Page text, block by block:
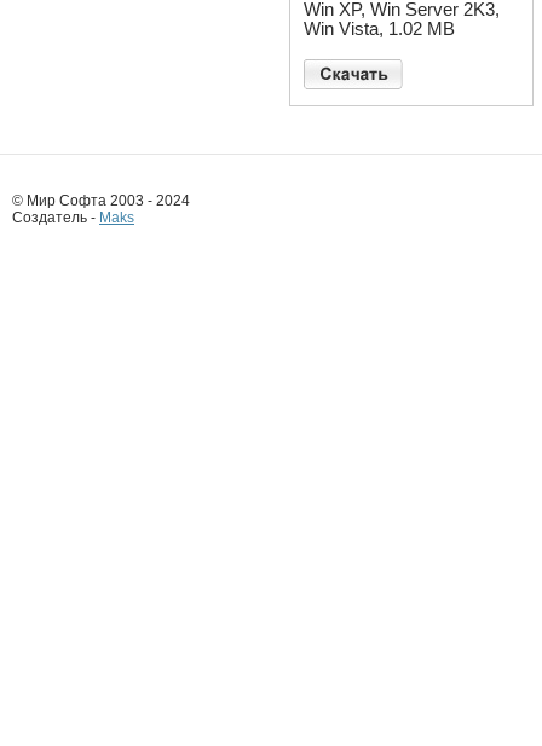
Win XP, Win Server 2K3,
Win Vista, 1.02 MB
© Мир Софта 2003 - 2024
Создатель - Maks